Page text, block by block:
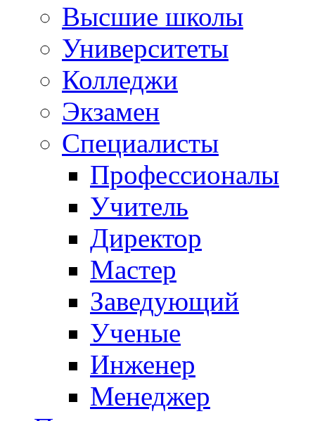
Высшие школы
Университеты
Колледжи
Экзамен
Специалисты
Профессионалы
Учитель
Директор
Мастер
Заведующий
Ученые
Инженер
Менеджер